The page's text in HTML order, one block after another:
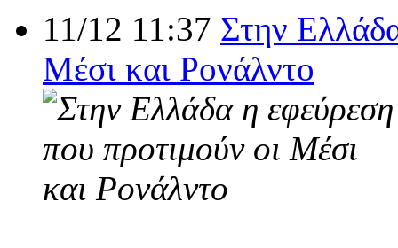
11/12 11:37 Στην
Μέσι και Ρονάλντο